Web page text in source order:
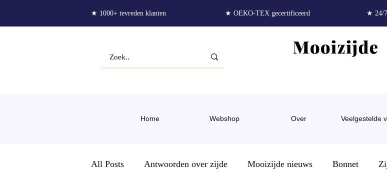
★ 1000+ tevreden klanten ★ OEKO-TEX gecertificeerd ★ 24/7
Home Webshop Over Veelgestelde
All Posts Antwoorden over zijde Mooizijde nieuws Bonnet